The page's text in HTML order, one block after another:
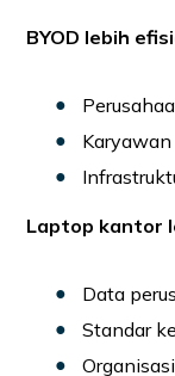
BYOD lebih
Laptop kantor
Data
Standar